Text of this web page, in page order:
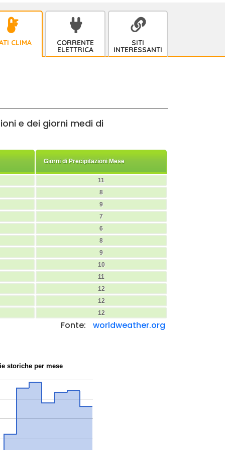
CLIMA CORRENTE
ELETTRICA
SITI
INTERESSANTI
e dei giorni medi di
Giorni di Precipitazioni Mese
11
8
9
7
6
8
9
10
11
12
12
12
Fonte: worldweather.org
storiche per mese